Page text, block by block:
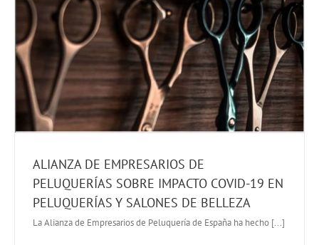
ALIANZA DE EMPRESARIOS DE
PELUQUERÍAS SOBRE IMPACTO COVID-19 EN
PELUQUERÍAS Y SALONES DE BELLEZA
La Alianza de Empresarios de Peluquería de España ha hecho [...]